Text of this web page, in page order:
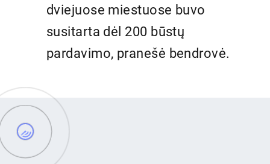
dviejuose miestuose buvo
susitarta dėl 200 būstų
pardavimo, pranešė bendrovė.